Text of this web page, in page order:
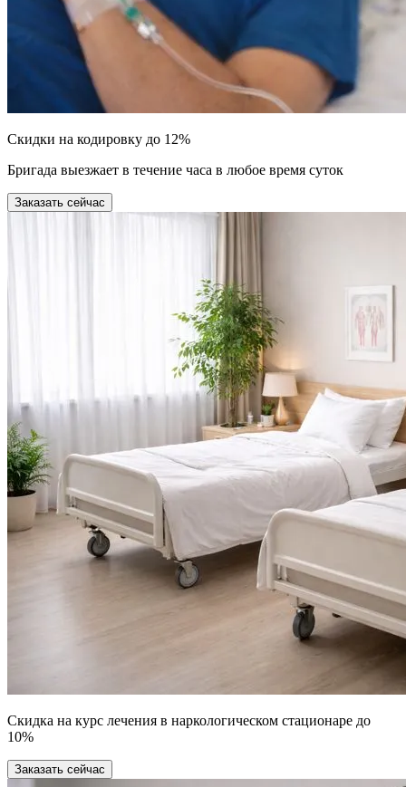
Скидки на кодировку до 12%
Бригада выезжает в течение часа в любое время суток
Заказать сейчас
Скидка на курс лечения в наркологическом стационаре до
10%
Заказать сейчас